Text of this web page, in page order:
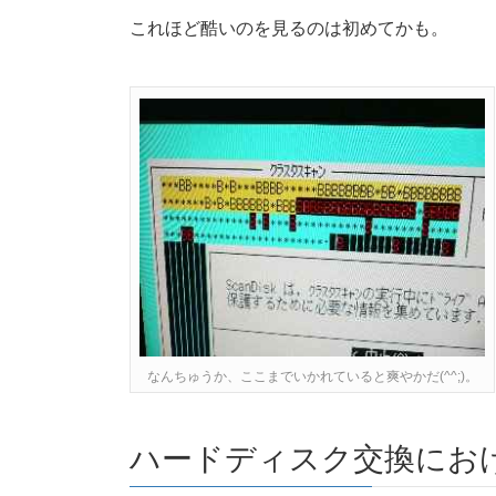
これほど酷いのを見るのは初めてかも。
なんちゅうか、ここまでいかれていると爽やかだ(^^;)。
ハードディスク交換にお